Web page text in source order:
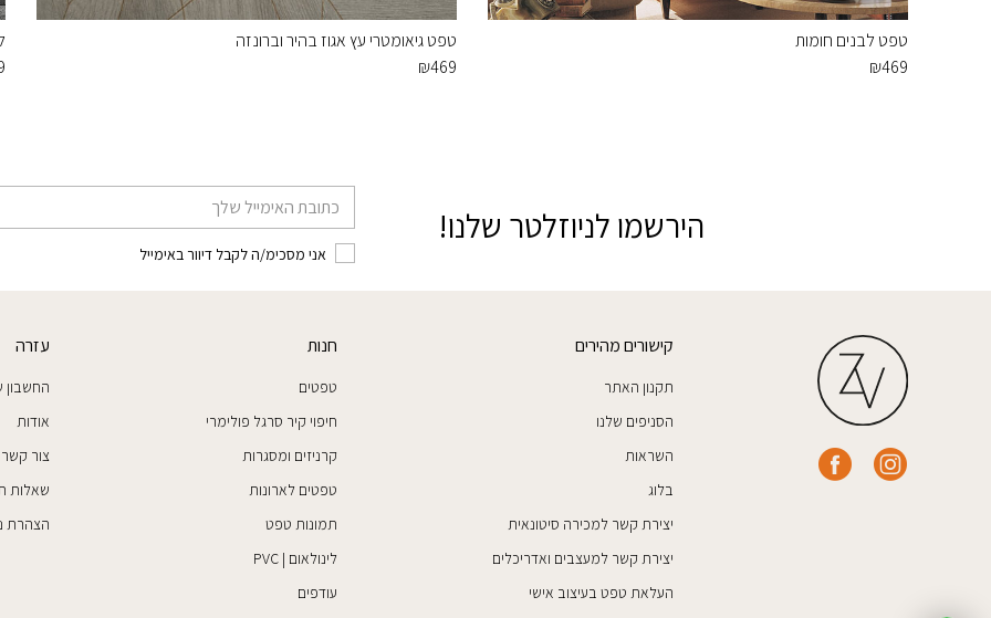
טפט לבנים חומות
₪469
טפט גיאומטרי עץ אגוז בהיר וברונזה
₪469
הירשמו לניוזלטר שלנו!
אני מסכימ/ה לקבל דיוור באימייל
קישורים מהירים
תקנון האתר
הסניפים שלנו
השראות
בלוג
יצירת קשר למכירה סיטונאית
יצירת קשר למעצבים ואדריכלים
העלאת טפט בעיצוב אישי
חנות
טפטים
חיפוי קיר סרגל פולימרי
קרניזים ומסגרות
טפטים לארונות
תמונות טפט
לינולאום | PVC
עודפים
עזרה
החשבון
אודות
צור קשר
שאלות
הצהרת